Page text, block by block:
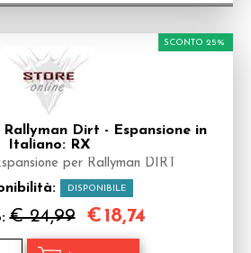
Rallyman Dirt - Espansione in
Italiano: RX
per Rallyman DIRT
DISPONIBILE
€ 24,99
SCONTO 25%
€18,74